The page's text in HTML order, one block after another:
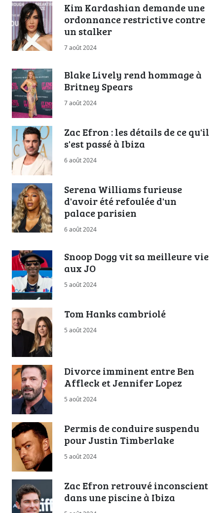
Kim Kardashian demande une
ordonnance restrictive contre
un stalker
7 août 2024
Blake Lively rend hommage à
Britney Spears
7 août 2024
Zac Efron : les détails de ce qu'il
s'est passé à Ibiza
6 août 2024
Serena Williams furieuse
d'avoir été refoulée d'un
palace parisien
6 août 2024
Snoop Dogg vit sa meilleure vie
aux JO
5 août 2024
Tom Hanks cambriolé
5 août 2024
Divorce imminent entre Ben
Affleck et Jennifer Lopez
5 août 2024
Permis de conduire suspendu
pour Justin Timberlake
5 août 2024
Zac Efron retrouvé inconscient
dans une piscine à Ibiza